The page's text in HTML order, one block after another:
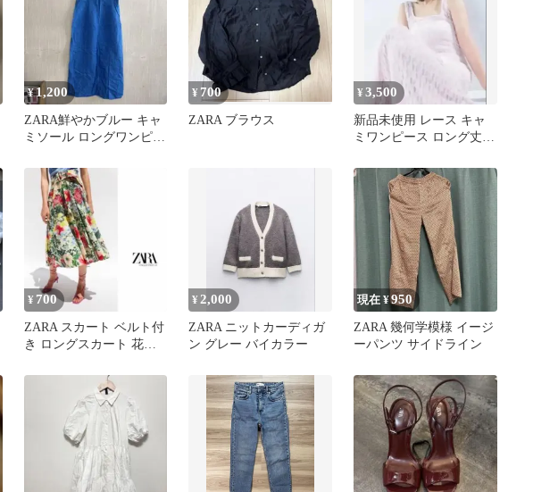
¥1,200
ZARA鮮やかブルー キャ
ミソール ロングワンピー
¥ 700
ZARA ブラウス
¥3,500
新品未使用 レース キャ
ミワンピース ロング丈
プール
¥ 700
ZARA スカート ベルト付
き ロングスカート 花柄
¥ 2,000
ZARA ニットカーディガ
ン グレー バイカラー
現在 ¥950
ZARA 幾何学模様 イージ
ーパンツ サイドライン